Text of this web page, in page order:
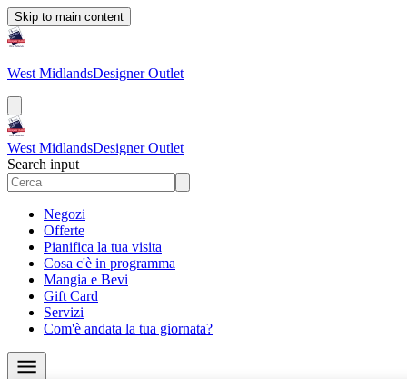
Skip to main content
West MidlandsDesigner Outlet
West MidlandsDesigner Outlet
Search input
Negozi
Offerte
Pianifica la tua visita
Cosa c'è in programma
Mangia e Bevi
Gift Card
Servizi
Com'è andata la tua giornata?